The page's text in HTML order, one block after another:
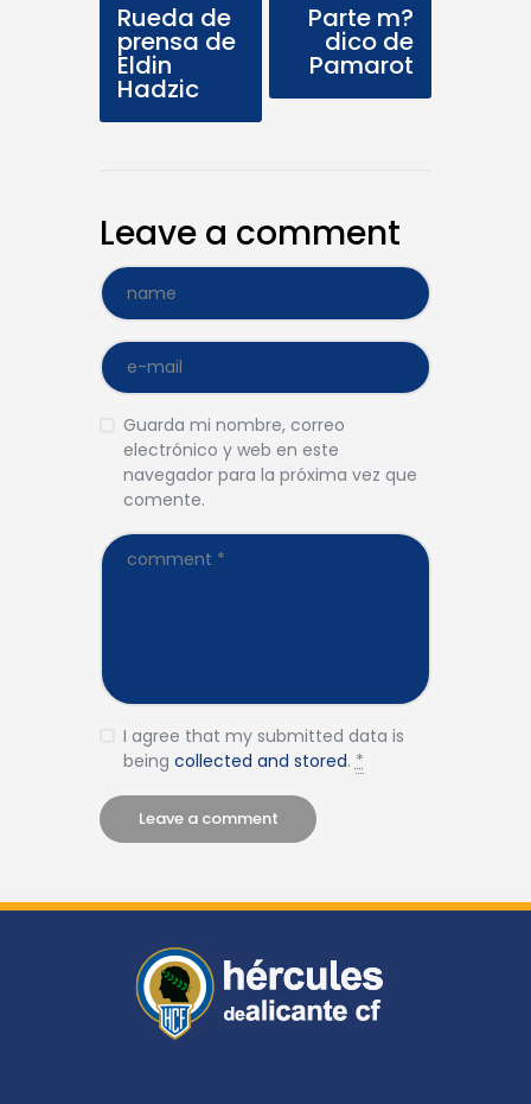
Rueda de
prensa de
Eldin
Hadzic
Parte m?
dico de
Pamarot
Leave a comment
Guarda mi nombre, correo
electrónico y web en este
navegador para la próxima vez que
comente.
I agree that my submitted data is
being collected and stored. *